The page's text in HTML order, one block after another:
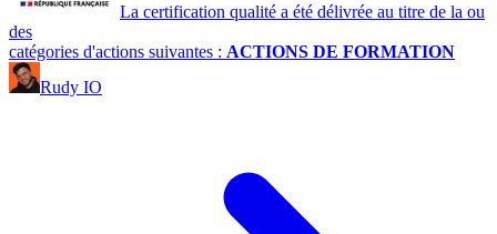
La certification qualité a été délivrée au titre de la ou
des
catégories d'actions suivantes : ACTIONS DE FORMATION
Rudy IO